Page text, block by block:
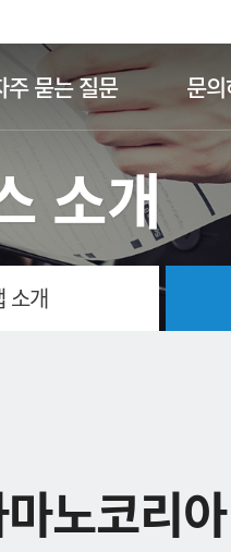
주 묻는 질문 문
소개
소개
노코리